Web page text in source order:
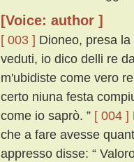
[Voice: author ]
[ 003 ] Dioneo, presa
veduti, io dico delli re
m'ubidiste come vero
certo niuna festa
come io saprò. ” [ 004 ]
che a fare avesse
appresso disse: “